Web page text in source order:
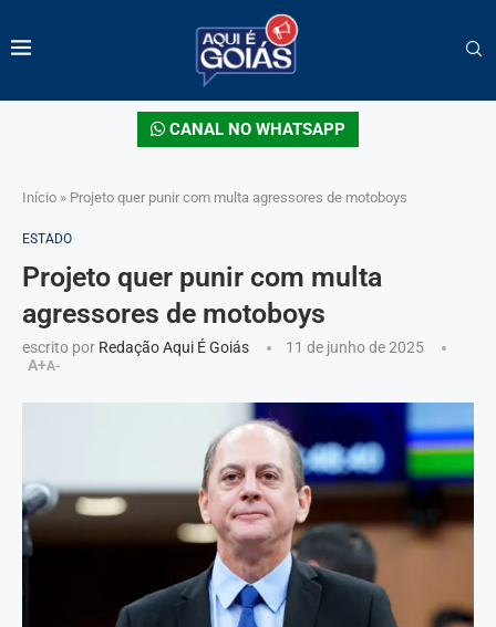
CANAL NO WHATSAPP
Início » Projeto quer punir com multa agressores de motoboys
ESTADO
Projeto quer punir com multa
agressores de motoboys
escrito por Redação Aqui É Goiás
11 de junho de 2025
A+A-